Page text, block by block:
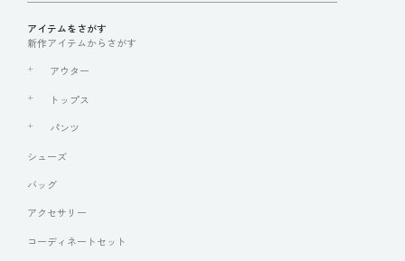
アイテムをさがす
新作アイテムからさがす
アウター
トップス
パンツ
シューズ
バッグ
アクセサリー
コーディネートセット